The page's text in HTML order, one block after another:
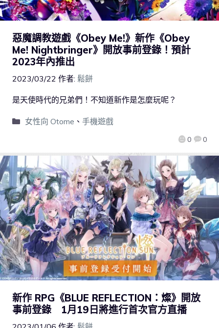
惡魔調教遊戲《Obey Me!》新作《Obey
Me! Nightbringer》開放事前登錄！預計
2023年內推出
2023/03/22 作者: 鬆餅
0 0
是天使時代的兄弟們！不知道新作是怎麼玩呢？
女性向 Otome 、 手機遊戲
新作 RPG《BLUE REFLECTION：燦》開放
事前登錄 1月19日將進行首次官方直播